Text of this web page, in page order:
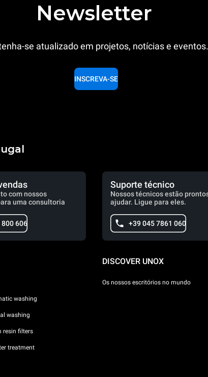
Newsletter
se atualizado em projetos, notícias e eventos.
INSCREVA-SE
com nossos
uma consultoria
606
Suporte técnico
Nossos técnicos estão
ajudar. Ligue para eles.
+39 045 7861 060
washing
washing
resin filters
treatment
DISCOVER UNOX
Os nossos escritórios no mundo